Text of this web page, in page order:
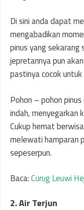
Di sini anda dapat
mengabadikan
pinus yang
jepretannya pun
pastinya cocok
Pohon – pohon
indah, menyegarkan
Cukup hemat
melewati hamparan
sepeserpun.
Baca:Curug Leuwi
2. Air Terjun